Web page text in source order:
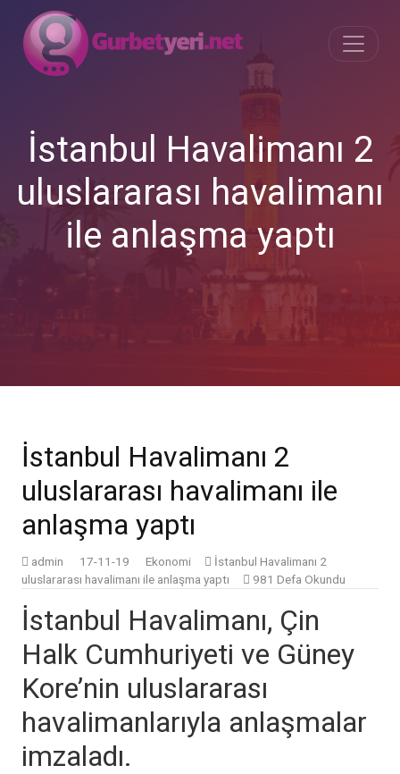
İstanbul Havalimanı 2
uluslararası havalimanı
ile anlaşma yaptı
İstanbul Havalimanı 2
uluslararası havalimanı ile
anlaşma yaptı
admin 17-11-19 Ekonomi
İstanbul Havalimanı 2
uluslararası havalimanı ile anlaşma yaptı
981 Defa Okundu
İstanbul Havalimanı, Çin
Halk Cumhuriyeti ve Güney
Kore’nin uluslararası
havalimanlarıyla anlaşmalar
imzaladı.